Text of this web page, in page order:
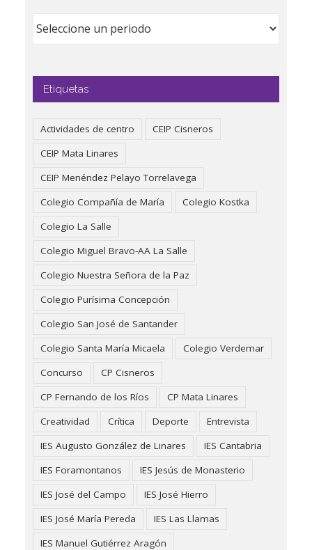
Etiquetas
Actividades de centro
CEIP Cisneros
CEIP Mata Linares
CEIP Menéndez Pelayo Torrelavega
Colegio Compañía de María
Colegio Kostka
Colegio La Salle
Colegio Miguel Bravo-AA La Salle
Colegio Nuestra Señora de la Paz
Colegio Purísima Concepción
Colegio San José de Santander
Colegio Santa María Micaela
Colegio Verdemar
Concurso
CP Cisneros
CP Fernando de los Ríos
CP Mata Linares
Creatividad
Crítica Deporte
Entrevista
IES Augusto González de Linares
IES Cantabria
IES Foramontanos
IES Jesús de Monasterio
IES José del Campo
IES José Hierro
IES José María Pereda
IES Las Llamas
IES Manuel Gutiérrez Aragón